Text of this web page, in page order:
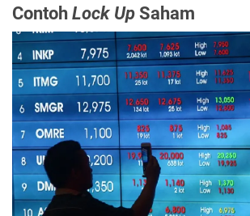
ContohLock UpSaham